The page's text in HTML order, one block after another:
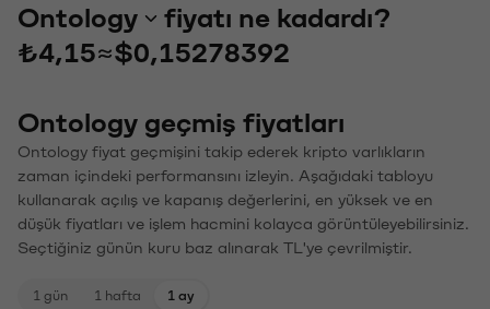
Ontology
fiyatı ne kadardı?
₺4,15≈$0,15278392
Ontology geçmiş fiyatları
Ontology fiyat geçmişini takip ederek kripto varlıkların
zaman içindeki performansını izleyin. Aşağıdaki tabloyu
kullanarak açılış ve kapanış değerlerini, en yüksek ve en
düşük fiyatları ve işlem hacmini kolayca görüntüleyebilirsiniz.
Seçtiğiniz günün kuru baz alınarak TL'ye çevrilmiştir.
1 gün 1 hafta 1 ay